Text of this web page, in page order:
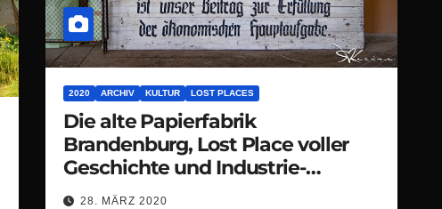
2020 ARCHIV KULTUR LOST PLACES
Die alte Papierfabrik
Brandenburg, Lost Place voller
Geschichte und Industrie-
Charme
28. MÄRZ 2020